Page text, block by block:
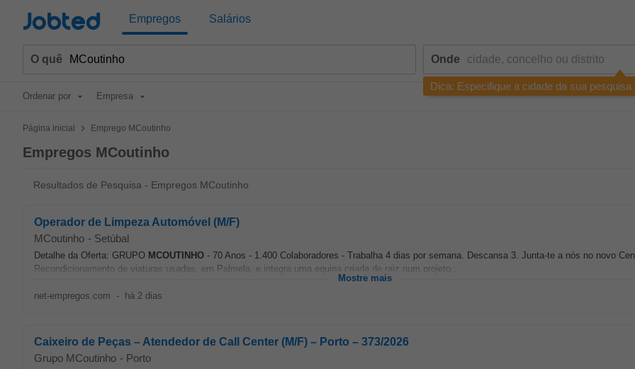
Jobted Empregos Salários
O quê Onde
Dica: Especifique a cidade da sua pesquisa
Ordenar por Empresa
Página inicial > Emprego MCoutinho
Empregos MCoutinho
Resultados de Pesquisa - Empregos MCoutinho
Operador de Limpeza Automóvel (M/F)
MCoutinho - Setúbal
Detalhe da Oferta: GRUPO MCOUTINHO - 70 Anos - 1.400 Colaboradores - Trabalha 4 dias por semana. Descansa 3. Junta-te a nós no novo
Recondicionamento de viaturas usadas, em Palmela, e integra uma equipa criada de raiz num projeto...
Mostre mais
net-empregos.com - há 2 dias
Caixeiro de Peças – Atendedor de Call Center (M/F) – Porto – 373/2026
Grupo MCoutinho - Porto